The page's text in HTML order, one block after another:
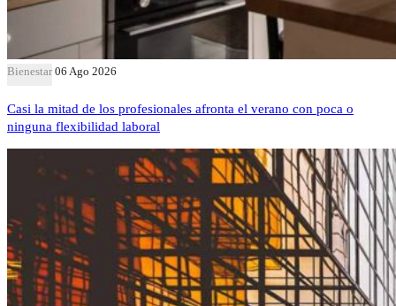
Bienestar 06 Ago 2026
Casi la mitad de los profesionales afronta el verano con poca o
ninguna flexibilidad laboral